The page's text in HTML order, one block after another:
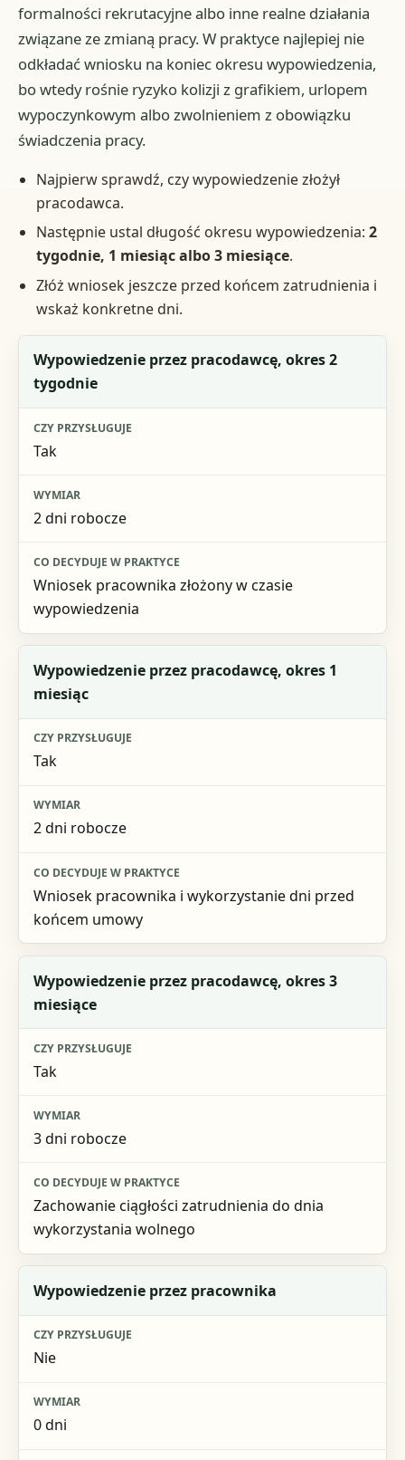
formalności rekrutacyjne albo inne realne działania
związane ze zmianą pracy. W praktyce najlepiej nie
odkładać wniosku na koniec okresu wypowiedzenia,
bo wtedy rośnie ryzyko kolizji z grafikiem, urlopem
wypoczynkowym albo zwolnieniem z obowiązku
świadczenia pracy.
Najpierw sprawdź, czy wypowiedzenie złożył
pracodawca.
Następnie ustal długość okresu wypowiedzenia: 2
tygodnie, 1 miesiąc albo 3 miesiące.
Złóż wniosek jeszcze przed końcem zatrudnienia i
wskaż konkretne dni.
Sytuacja
Wymiar
Wypowiedzenie przez pracodawcę, okres 2
tygodnie
Tak
2 dni robocze
Wniosek pracownika złożony w czasie
wypowiedzenia
Wypowiedzenie przez pracodawcę, okres 1
miesiąc
Tak
2 dni robocze
Wniosek pracownika i wykorzystanie dni przed
końcem umowy
Wypowiedzenie przez pracodawcę, okres 3
miesiące
Tak
3 dni robocze
Zachowanie ciągłości zatrudnienia do dnia
wykorzystania wolnego
Wypowiedzenie przez pracownika
Nie
0 dni